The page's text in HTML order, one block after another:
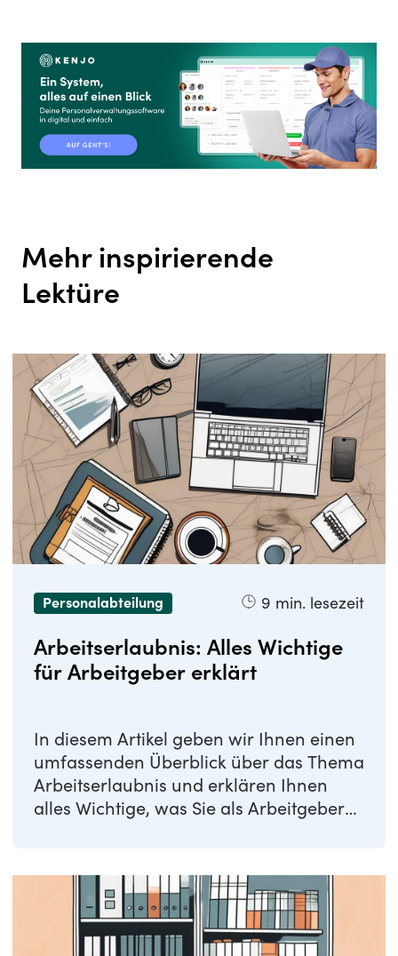
Mehr inspirierende
Lektüre
Personalabteilung 9 min. lesezeit
Arbeitserlaubnis: Alles Wichtige
für Arbeitgeber erklärt
In diesem Artikel geben wir Ihnen einen
umfassenden Überblick über das Thema
Arbeitserlaubnis und erklären Ihnen
alles Wichtige, was Sie als Arbeitgeber